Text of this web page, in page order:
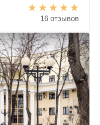
16 отзывов